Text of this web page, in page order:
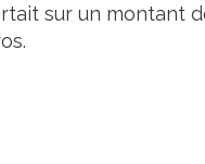
sur un montant